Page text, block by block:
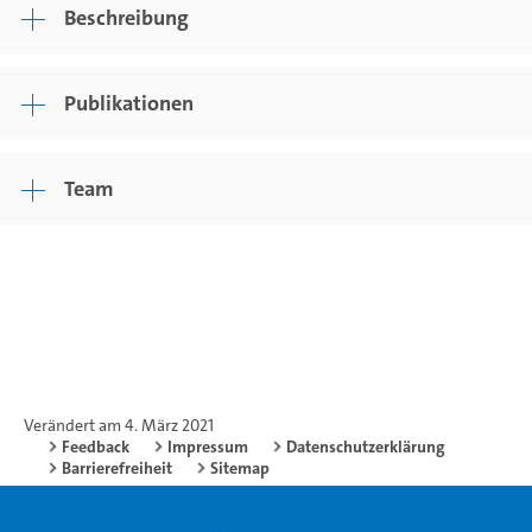
Beschreibung
Publikationen
Team
Verändert am 4. März 2021
Feedback
Impressum
Datenschutzerklärung
Barrierefreiheit
Sitemap